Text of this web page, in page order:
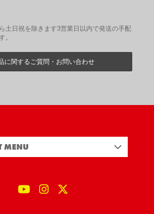
土日祝を除きます3営業日以内で発送の手配
。
に関するご質問・お問い合わせ
MENU